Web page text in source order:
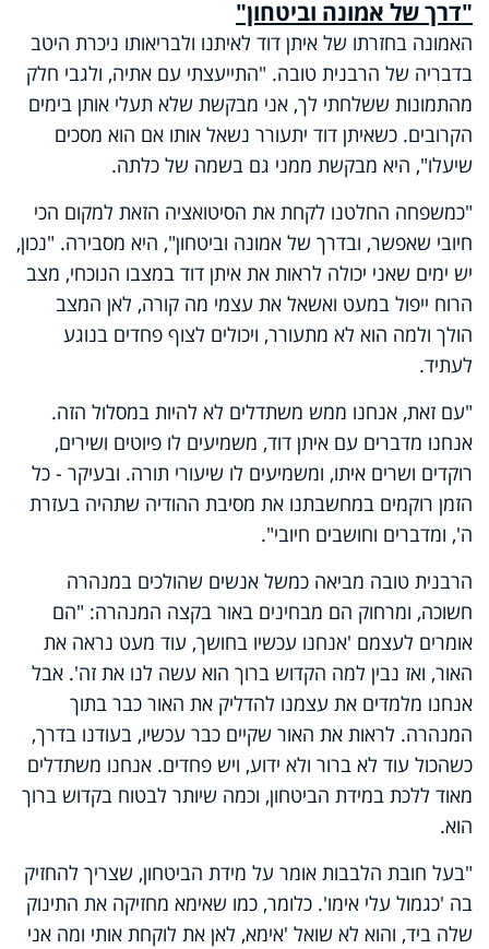
"דרך של אמונה וביטחון"
האמונה בחזרתו של איתן דוד לאיתנו ולבריאותו ניכרת היטב
בדבריה של הרבנית טובה. "התייעצתי עם אתיה, ולגבי חלק
מהתמונות ששלחתי לך, אני מבקשת שלא תעלי אותן בימים
הקרובים. כשאיתן דוד יתעורר נשאל אותו אם הוא מסכים
שיעלו", היא מבקשת ממני גם בשמה של כלתה.
"כמשפחה החלטנו לקחת את הסיטואציה הזאת למקום הכי
חיובי שאפשר, ובדרך של אמונה וביטחון", היא מסבירה. "נכון,
יש ימים שאני יכולה לראות את איתן דוד במצבו הנוכחי, מצב
הרוח ייפול במעט ואשאל את עצמי מה קורה, לאן המצב
הולך ולמה הוא לא מתעורר, ויכולים לצוף פחדים בנוגע
לעתיד.
"עם זאת, אנחנו ממש משתדלים לא להיות במסלול הזה.
אנחנו מדברים עם איתן דוד, משמיעים לו פיוטים ושירים,
רוקדים ושרים איתו, ומשמיעים לו שיעורי תורה. ובעיקר - כל
הזמן רוקמים במחשבתנו את מסיבת ההודיה שתהיה בעזרת
ה', ומדברים וחושבים חיובי".
הרבנית טובה מביאה כמשל אנשים שהולכים במנהרה
חשוכה, ומרחוק הם מבחינים באור בקצה המנהרה: "הם
אומרים לעצמם 'אנחנו עכשיו בחושך, עוד מעט נראה את
האור, ואז נבין למה הקדוש ברוך הוא עשה לנו את זה'. אבל
אנחנו מלמדים את עצמנו להדליק את האור כבר בתוך
המנהרה. לראות את האור שקיים כבר עכשיו, בעודנו בדרך,
כשהכול עוד לא ברור ולא ידוע, ויש פחדים. אנחנו משתדלים
מאוד ללכת במידת הביטחון, וכמה שיותר לבטוח בקדוש ברוך
הוא.
"בעל חובת הלבבות אומר על מידת הביטחון, שצריך להחזיק
בה 'כגמול עלי אימו'. כלומר, כמו שאימא מחזיקה את התינוק
שלה ביד, והוא לא שואל 'אימא, לאן את לוקחת אותי ומה אני